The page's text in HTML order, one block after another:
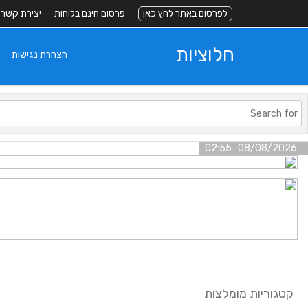
לפרסום באתר לחץ כאן פרסום חינם בלוחות יצירת קשר
חלוציות הצהרת נגישות
08/08/2026 02:55
קטגוריות מומלצות